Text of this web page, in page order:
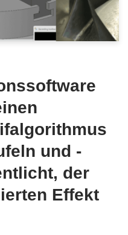
und -
der
Effekt